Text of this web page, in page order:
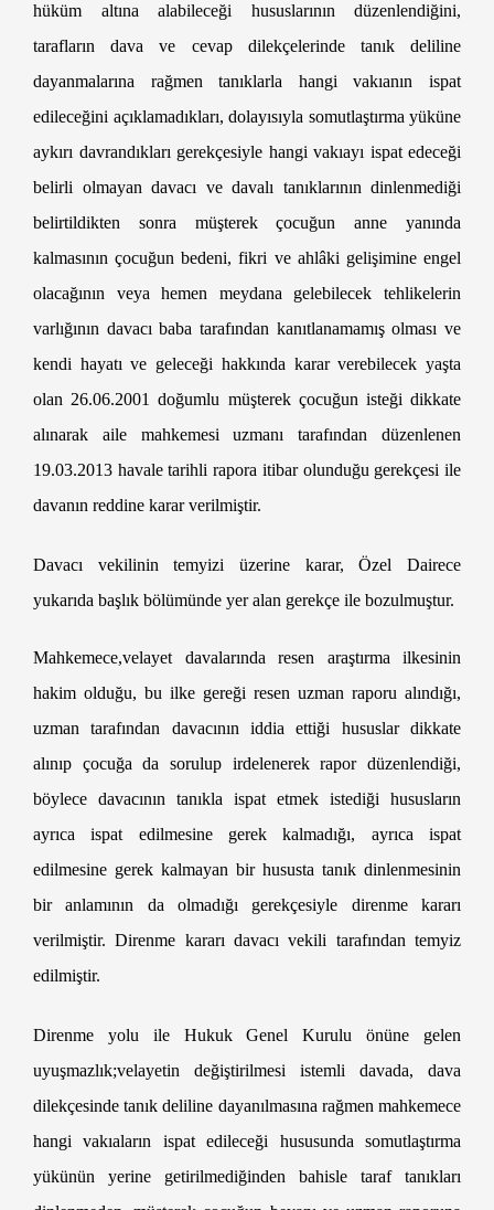
hüküm altına alabileceği hususlarının düzenlendiğini,
tarafların dava ve cevap dilekçelerinde tanık deliline
dayanmalarına rağmen tanıklarla hangi vakıanın ispat
edileceğini açıklamadıkları, dolayısıyla somutlaştırma yüküne
aykırı davrandıkları gerekçesiyle hangi vakıayı ispat edeceği
belirli olmayan davacı ve davalı tanıklarının dinlenmediği
belirtildikten sonra müşterek çocuğun anne yanında
kalmasının çocuğun bedeni, fikri ve ahlâki gelişimine engel
olacağının veya hemen meydana gelebilecek tehlikelerin
varlığının davacı baba tarafından kanıtlanamamış olması ve
kendi hayatı ve geleceği hakkında karar verebilecek yaşta
olan 26.06.2001 doğumlu müşterek çocuğun isteği dikkate
alınarak aile mahkemesi uzmanı tarafından düzenlenen
19.03.2013 havale tarihli rapora itibar olunduğu gerekçesi ile
davanın reddine karar verilmiştir.
Davacı vekilinin temyizi üzerine karar, Özel Dairece
yukarıda başlık bölümünde yer alan gerekçe ile bozulmuştur.
Mahkemece,velayet davalarında resen araştırma ilkesinin
hakim olduğu, bu ilke gereği resen uzman raporu alındığı,
uzman tarafından davacının iddia ettiği hususlar dikkate
alınıp çocuğa da sorulup irdelenerek rapor düzenlendiği,
böylece davacının tanıkla ispat etmek istediği hususların
ayrıca ispat edilmesine gerek kalmadığı, ayrıca ispat
edilmesine gerek kalmayan bir hususta tanık dinlenmesinin
bir anlamının da olmadığı gerekçesiyle direnme kararı
verilmiştir. Direnme kararı davacı vekili tarafından temyiz
edilmiştir.
Direnme yolu ile Hukuk Genel Kurulu önüne gelen
uyuşmazlık;velayetin değiştirilmesi istemli davada, dava
dilekçesinde tanık deliline dayanılmasına rağmen mahkemece
hangi vakıaların ispat edileceği hususunda somutlaştırma
yükünün yerine getirilmediğinden bahisle taraf tanıkları